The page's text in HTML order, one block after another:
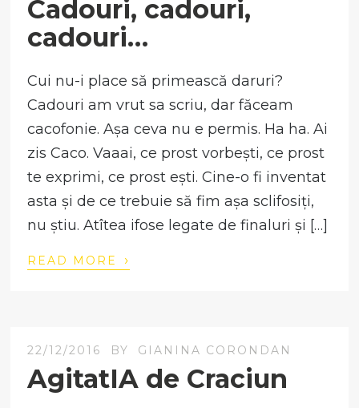
Cadouri, cadouri,
cadouri…
Cui nu-i place să primească daruri?
Cadouri am vrut sa scriu, dar făceam
cacofonie. Așa ceva nu e permis. Ha ha. Ai
zis Caco. Vaaai, ce prost vorbești, ce prost
te exprimi, ce prost ești. Cine-o fi inventat
asta și de ce trebuie să fim așa sclifosiți,
nu știu. Atîtea ifose legate de finaluri și […]
READ MORE ›
22/12/2016 BY GIANINA CORONDAN
AgitatIA de Craciun